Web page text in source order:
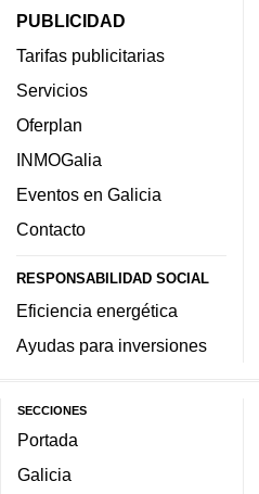
PUBLICIDAD
Tarifas publicitarias
Servicios
Oferplan
INMOGalia
Eventos en Galicia
Contacto
RESPONSABILIDAD SOCIAL
Eficiencia energética
Ayudas para inversiones
SECCIONES
Portada
Galicia